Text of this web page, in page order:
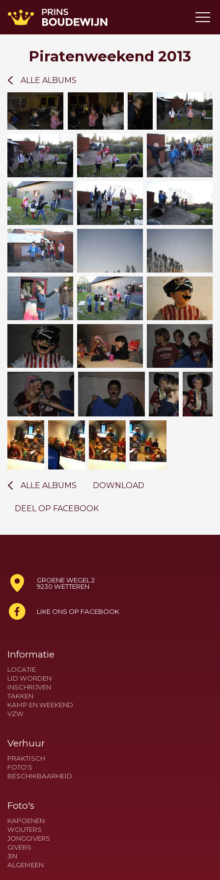
Piratenweekend 2013
ALLE ALBUMS
ALLE ALBUMS DOWNLOAD
DEEL OP FACEBOOK
GROENE WEGEL 2
9230 WETTEREN
LIKE ONS OP FACEBOOK
Informatie
LOCATIE
LID WORDEN
INSCHRIJVEN
TAKKEN
KAMP EN WEEKEND
VZW
Verhuur
PRAKTISCH
FOTO'S
BESCHIKBAARHEID
Foto's
KAPOENEN
WOUTERS
JONGGIVERS
GIVERS
JIN
ALGEMEEN